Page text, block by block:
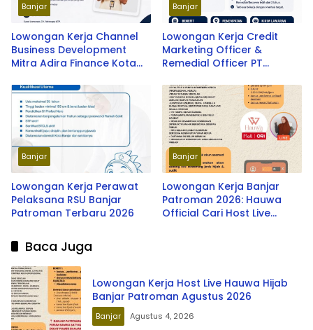
Banjar
Lowongan Kerja Channel
Business Development
Mitra Adira Finance Kota
Banjar
Lowongan Kerja Credit
Marketing Officer &
Remedial Officer PT
Multifinance Banjar
Patroman Terbaru 2026
Banjar
Lowongan Kerja Perawat
Pelaksana RSU Banjar
Patroman Terbaru 2026
Banjar
Lowongan Kerja Banjar
Patroman 2026: Hauwa
Official Cari Host Live
Baca Juga
Lowongan Kerja Host Live Hauwa Hijab
Banjar Patroman Agustus 2026
Banjar Agustus 4, 2026